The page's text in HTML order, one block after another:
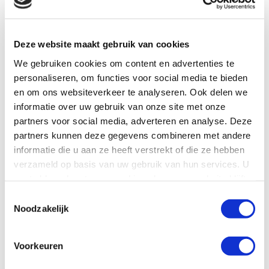
Deze website maakt gebruik van cookies
We gebruiken cookies om content en advertenties te
personaliseren, om functies voor social media te bieden
en om ons websiteverkeer te analyseren. Ook delen we
informatie over uw gebruik van onze site met onze
partners voor social media, adverteren en analyse. Deze
partners kunnen deze gegevens combineren met andere
informatie die u aan ze heeft verstrekt of die ze hebben
verzameld op basis van uw gebruik van hun services. U
Noodzakelijk
Voorkeuren
Italië
Je kunt Odysseus gaan spelen en wel op de Isole Egadi,
drie eilandjes ten westen van Sicilië en alle drie enorm
verschillend. In één uur vaar je drie maal een andere